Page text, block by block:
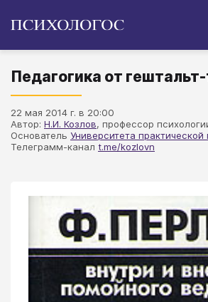
Педагогика от
22 мая 2014 г. в 20:00
Автор: Н.И. Козлов, профессор
Основатель Университета практической
Телеграмм-канал t.me/kozlovn